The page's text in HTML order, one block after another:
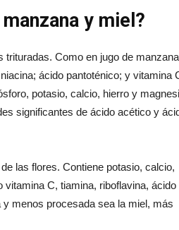
y miel?
Como en jugo de
ácido pantoténico; y vitamina
potasio, calcio, hierro y
significantes de ácido acético y
las flores. Contiene potasio, calcio,
C, tiamina, riboflavina, ácido
menos procesada sea la miel, más